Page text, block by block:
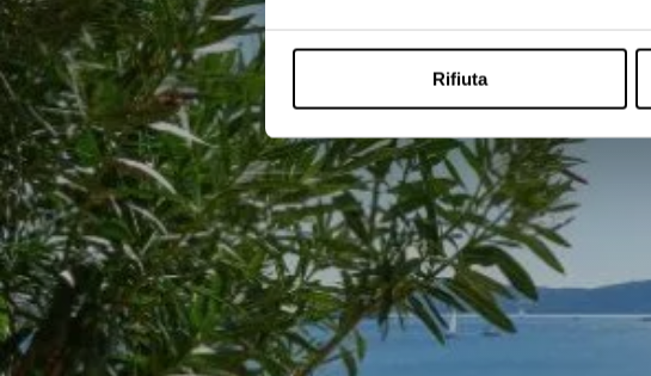
Rifiuta